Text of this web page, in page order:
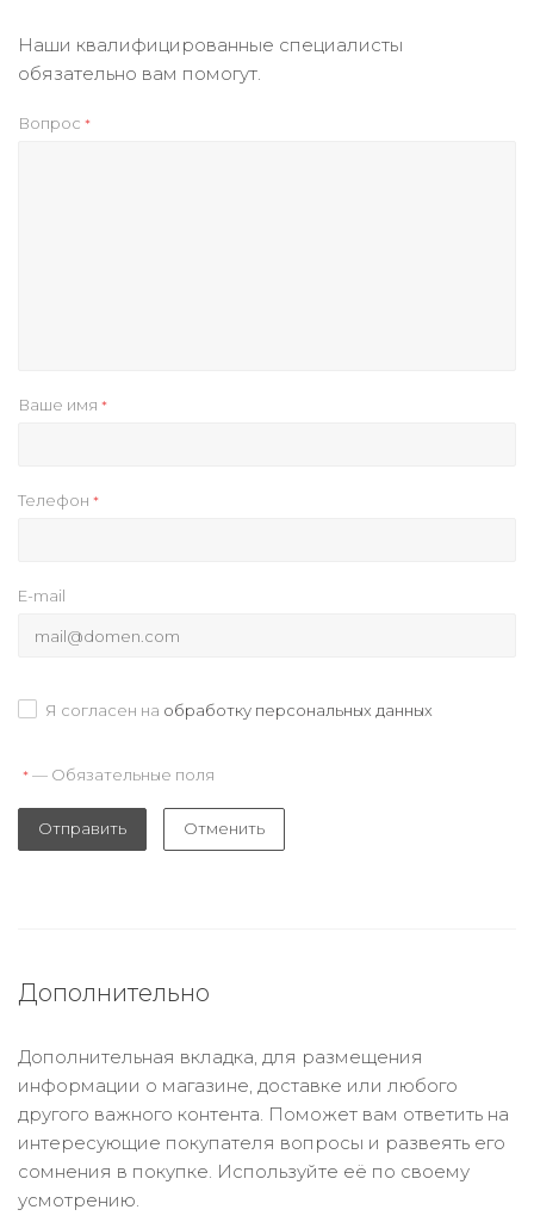
Наши квалифицированные специалисты
обязательно вам помогут.
Вопрос *
Ваше имя *
Телефон *
E-mail
Я согласен на обработку персональных данных
* — Обязательные поля
Отправить Отменить
Дополнительно
Дополнительная вкладка, для размещения
информации о магазине, доставке или любого
другого важного контента. Поможет вам ответить на
интересующие покупателя вопросы и развеять его
сомнения в покупке. Используйте её по своему
усмотрению.